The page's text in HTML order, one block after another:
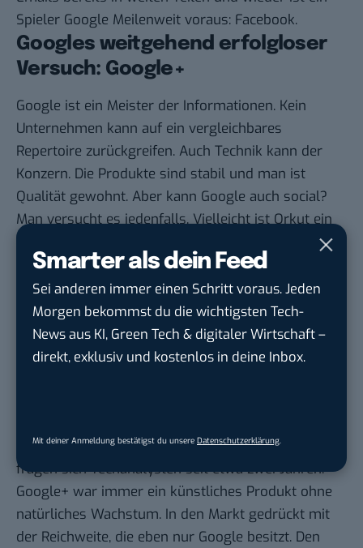
Smarter als dein Feed
Sei anderen immer einen Schritt voraus. Jeden
Morgen bekommst du die wichtigsten Tech-
News aus KI, Green Tech & digitaler Wirtschaft –
direkt, exklusiv und kostenlos in deine Inbox.
Mit deiner Anmeldung bestätigst du unsere Datenschutzerklärung
Spieler Google Meilenweit voraus: Facebook.
Googles weitgehend erfolgloser
Versuch: Google+
Google ist ein Meister der Informationen. Kein
Unternehmen kann auf ein vergleichbares
Repertoire zurückgreifen. Auch Technik kann der
Konzern. Die Produkte sind stabil und man ist
Qualität gewohnt. Aber kann Google auch social?
Man versucht es jedenfalls. Vielleicht ist Orkut ein
Begriff? Wohl eher nicht, denn das Netzwerk lief in
Deutschland weitgehend unter dem Radar, war
allerdings bis zu seiner Einstellung vor zwei Jahren
ein recht populäres Netzwerk in Indien und
Brasilien. Bis Facebook es langsam aber sicher
verdrängte und das obwohl Orkut bereits länger
Ist Google+ tot, am sterben oder lebendig? Das
fragen sich Techanalysten seit etwa zwei Jahren.
Google+ war immer ein künstliches Produkt ohne
natürliches Wachstum. In den Markt gedrückt mit
der Reichweite, die eben nur Google besitzt. Den